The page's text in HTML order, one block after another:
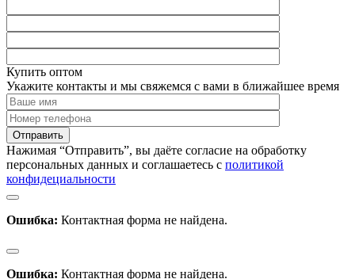
Купить оптом
Укажите контакты и мы свяжемся с вами в ближайшее время
Нажимая “Отправить”, вы даёте согласие на обработку
персональных данных и соглашаетесь с политикой
конфидециальности
Ошибка: Контактная форма не найдена.
Ошибка: Контактная форма не найдена.